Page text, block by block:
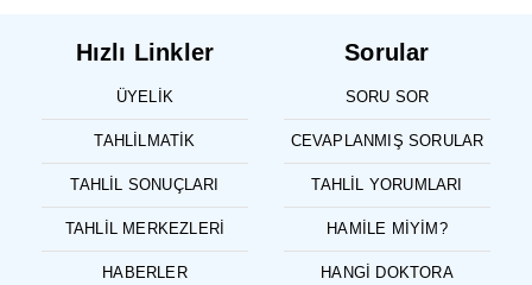
Hızlı Linkler
ÜYELIK
TAHLILMATIK
TAHLIL SONUÇLARI
TAHLIL MERKEZLERI
HABERLER
Sorular
SORU SOR
CEVAPLANMIŞ SORULAR
TAHLIL YORUMLARI
HAMILE MIYIM?
HANGI DOKTORA